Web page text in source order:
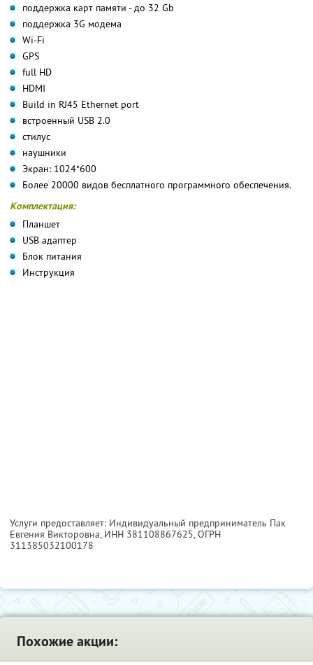
поддержка карт памяти - до 32 Gb
поддержка 3G модема
Wi-Fi
GPS
full HD
HDMI
Build in RJ45 Ethernet port
встроенный USB 2.0
стилус
наушники
Экран: 1024*600
Более 20000 видов бесплатного программного обеспечения.
Комплектация:
Планшет
USB адаптер
Блок питания
Инструкция
Услуги предоставляет: Индивидуальный предприниматель Пак
Евгения Викторовна, ИНН 381108867625, ОГРН
311385032100178
Похожие акции: